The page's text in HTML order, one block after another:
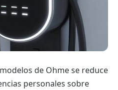
de Ohme se reduce
personales sobre